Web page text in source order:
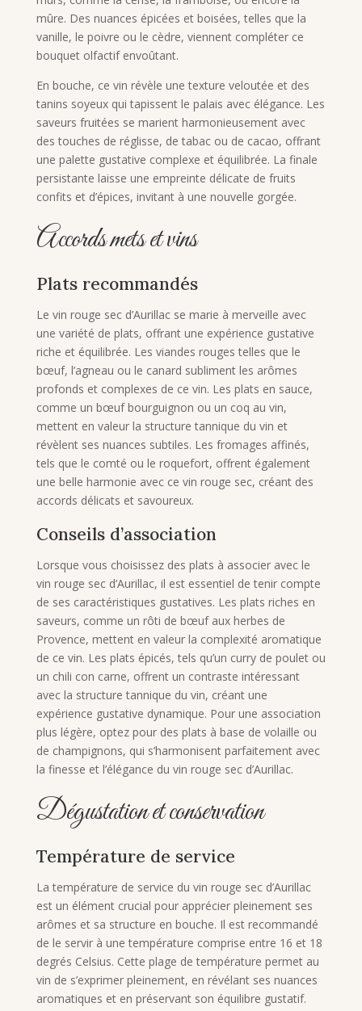
mûre. Des nuances épicées et boisées, telles que la
vanille, le poivre ou le cèdre, viennent compléter ce
bouquet olfactif envoûtant.
En bouche, ce vin révèle une texture veloutée et des
tanins soyeux qui tapissent le palais avec élégance. Les
saveurs fruitées se marient harmonieusement avec
des touches de réglisse, de tabac ou de cacao, offrant
une palette gustative complexe et équilibrée. La finale
persistante laisse une empreinte délicate de fruits
confits et d’épices, invitant à une nouvelle gorgée.
Accords mets et vins
Plats recommandés
Le vin rouge sec d’Aurillac se marie à merveille avec
une variété de plats, offrant une expérience gustative
riche et équilibrée. Les viandes rouges telles que le
bœuf, l’agneau ou le canard subliment les arômes
profonds et complexes de ce vin. Les plats en sauce,
comme un bœuf bourguignon ou un coq au vin,
mettent en valeur la structure tannique du vin et
révèlent ses nuances subtiles. Les fromages affinés,
tels que le comté ou le roquefort, offrent également
une belle harmonie avec ce vin rouge sec, créant des
accords délicats et savoureux.
Conseils d’association
Lorsque vous choisissez des plats à associer avec le
vin rouge sec d’Aurillac, il est essentiel de tenir compte
de ses caractéristiques gustatives. Les plats riches en
saveurs, comme un rôti de bœuf aux herbes de
Provence, mettent en valeur la complexité aromatique
de ce vin. Les plats épicés, tels qu’un curry de poulet ou
un chili con carne, offrent un contraste intéressant
avec la structure tannique du vin, créant une
expérience gustative dynamique. Pour une association
plus légère, optez pour des plats à base de volaille ou
de champignons, qui s’harmonisent parfaitement avec
la finesse et l’élégance du vin rouge sec d’Aurillac.
Dégustation et conservation
Température de service
La température de service du vin rouge sec d’Aurillac
est un élément crucial pour apprécier pleinement ses
arômes et sa structure en bouche. Il est recommandé
de le servir à une température comprise entre 16 et 18
degrés Celsius. Cette plage de température permet au
vin de s’exprimer pleinement, en révélant ses nuances
aromatiques et en préservant son équilibre gustatif.